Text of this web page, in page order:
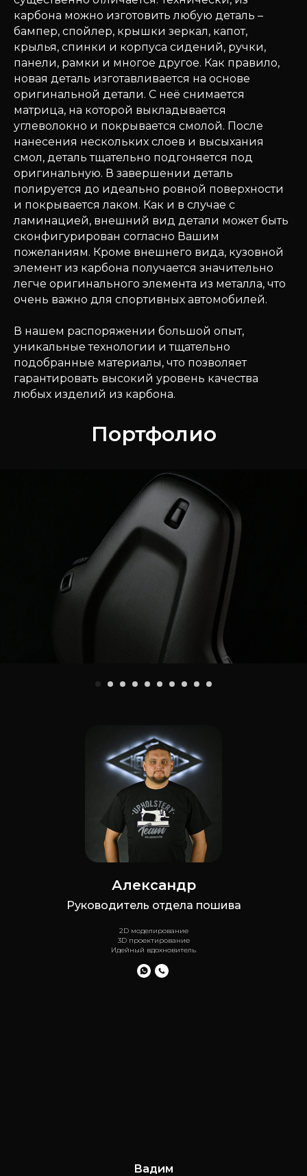
карбона можно изготовить любую деталь –
бампер, спойлер, крышки зеркал, капот,
крылья, спинки и корпуса сидений, ручки,
панели, рамки и многое другое. Как правило,
новая деталь изготавливается на основе
оригинальной детали. С неё снимается
матрица, на которой выкладывается
углеволокно и покрывается смолой. После
нанесения нескольких слоев и высыхания
смол, деталь тщательно подгоняется под
оригинальную. В завершении деталь
полируется до идеально ровной поверхности
и покрывается лаком. Как и в случае с
ламинацией, внешний вид детали может быть
сконфигурирован согласно Вашим
пожеланиям. Кроме внешнего вида, кузовной
элемент из карбона получается значительно
легче оригинального элемента из металла, что
очень важно для спортивных автомобилей.
В нашем распоряжении большой опыт,
уникальные технологии и тщательно
подобранные материалы, что позволяет
гарантировать высокий уровень качества
любых изделий из карбона.
Портфолио
Александр
Руководитель отдела пошива
2D моделирование
3D проектирование
Идейный вдохновитель
Вадим